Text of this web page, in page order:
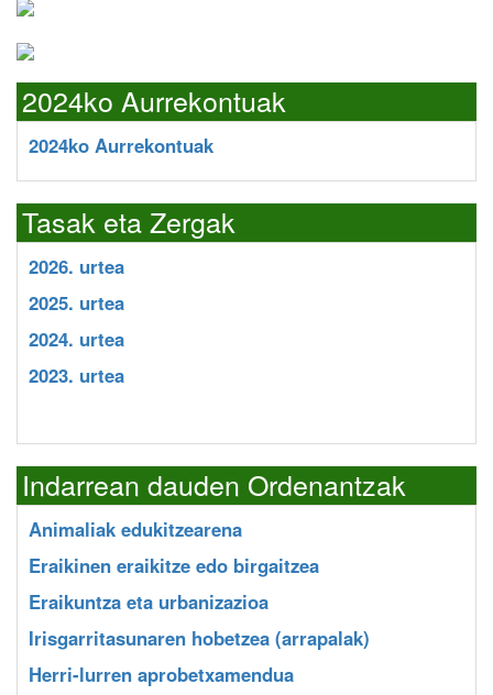
2024ko Aurrekontuak
2024ko Aurrekontuak
Tasak eta Zergak
2026. urtea
2025. urtea
2024. urtea
2023. urtea
Indarrean dauden Ordenantzak
Animaliak edukitzearena
Eraikinen eraikitze edo birgaitzea
Eraikuntza eta urbanizazioa
Irisgarritasunaren hobetzea (arrapalak)
Herri-lurren aprobetxamendua